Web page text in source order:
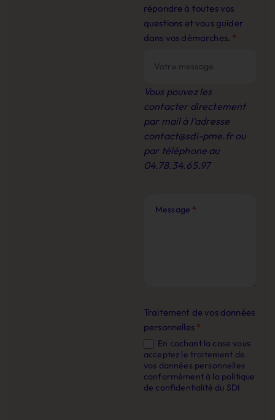
répondre à toutes vos
questions et vous guider
dans vos démarches. *
Vous pouvez les
contacter directement
par mail à l’adresse
contact@sdi-pme.frou
par téléphone au
04.78.34.65.97
Message *
Traitement de vos données
personnelles *
En cochant la case vous
acceptez le traitement de
vos données personnelles
conformément à la politique
de confidentialité du SDI